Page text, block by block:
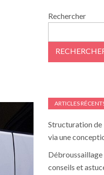
Rechercher
ARTICLES
Structuration
via une
Débroussaillage
conseils et